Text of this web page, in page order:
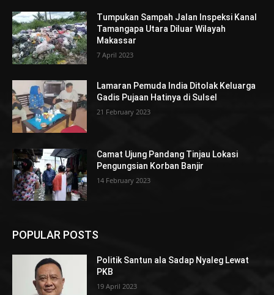
Tumpukan Sampah Jalan Inspeksi Kanal
Tamangapa Utara Diluar Wilayah
Makassar
7 April 2023
Lamaran Pemuda India Ditolak Keluarga
Gadis Pujaan Hatinya di Sulsel
21 February 2023
Camat Ujung Pandang Tinjau Lokasi
Pengungsian Korban Banjir
14 February 2023
POPULAR POSTS
Politik Santun ala Sadap Nyaleg Lewat
PKB
19 April 2023